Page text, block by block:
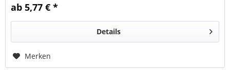
ab 5,77 € *
Details
Merken